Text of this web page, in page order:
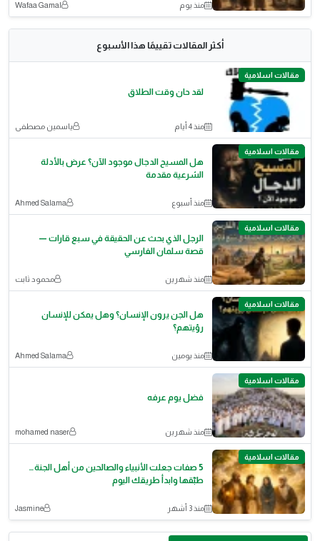
منذ يوم Wafaa Gamal
أكثر المقالات تقييمًا هذا الأسبوع
مقالات اسلامية
لقد حان وقت الطلاق
منذ 4 أيام ياسمين مصطفى
مقالات اسلامية
هل المسيح الدجال موجود الآن؟ عرض بالأدلة
الشرعية مقدمة
منذ أسبوع Ahmed Salama
مقالات اسلامية
الرجل الذي بحث عن الحقيقة في سبع قارات —
قصة سلمان الفارسي
منذ شهرين محمود ثابت
مقالات اسلامية
هل الجن يرون الإنسان؟ وهل يمكن للإنسان
رؤيتهم؟
منذ يومين Ahmed Salama
مقالات اسلامية
فضل يوم عرفه
منذ شهرين mohamed naser
مقالات اسلامية
5 صفات جعلت الأنبياء والصالحين من أهل الجنة…
طبّقها وابدأ طريقك اليوم
منذ 3 أشهر Jasmine